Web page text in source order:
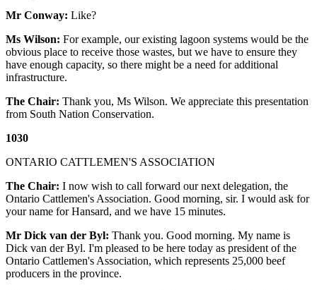
Mr Conway: Like?
Ms Wilson: For example, our existing lagoon systems would be the
obvious place to receive those wastes, but we have to ensure they
have enough capacity, so there might be a need for additional
infrastructure.
The Chair: Thank you, Ms Wilson. We appreciate this presentation
from South Nation Conservation.
1030
ONTARIO CATTLEMEN'S ASSOCIATION
The Chair: I now wish to call forward our next delegation, the
Ontario Cattlemen's Association. Good morning, sir. I would ask for
your name for Hansard, and we have 15 minutes.
Mr Dick van der Byl: Thank you. Good morning. My name is
Dick van der Byl. I'm pleased to be here today as president of the
Ontario Cattlemen's Association, which represents 25,000 beef
producers in the province.